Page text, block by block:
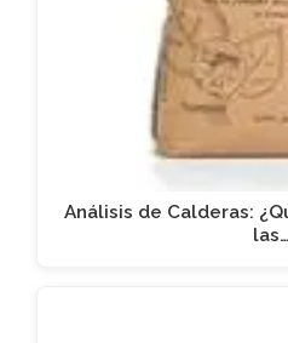
Análisis de Calderas:
las…